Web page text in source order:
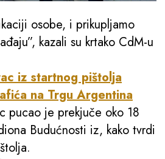
osobe, i prikupljamo
kazali su krtako CdM-u
iz startnog pištolja
na Trgu Argentina
pucao je prekjuče oko 18
Budućnosti iz, kako tvrdi